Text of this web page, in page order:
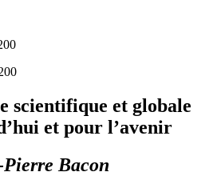
scientifique et globale
et pour l’avenir
Bacon